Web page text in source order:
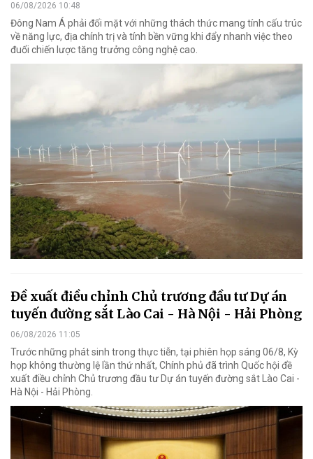
06/08/2026 10:48
Đông Nam Á phải đối mặt với những thách thức mang tính cấu trúc
về năng lực, địa chính trị và tính bền vững khi đẩy nhanh việc theo
đuổi chiến lược tăng trưởng công nghệ cao.
Đề xuất điều chỉnh Chủ trương đầu tư Dự án
tuyến đường sắt Lào Cai - Hà Nội - Hải Phòng
06/08/2026 11:05
Trước những phát sinh trong thực tiễn, tại phiên họp sáng 06/8, Kỳ
họp không thường lệ lần thứ nhất, Chính phủ đã trình Quốc hội đề
xuất điều chỉnh Chủ trương đầu tư Dự án tuyến đường sắt Lào Cai -
Hà Nội - Hải Phòng.